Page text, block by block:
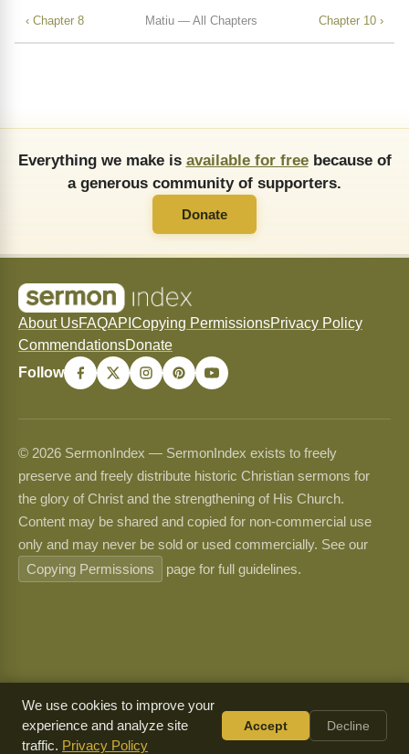
‹ Chapter 8 Matiu — All Chapters Chapter 10 ›
Everything we make is available for freebecause of
a generous community of supporters.
Donate
About UsFAQAPI Copying PermissionsPrivacy Policy
CommendationsDonate
Follow
© 2026 SermonIndex — SermonIndex exists to freely
preserve and freely distribute historic Christian sermons for
the glory of Christ and the strengthening of His Church.
Content may be shared and copied for non-commercial use
only and may never be sold or used commercially. See our
Copying Permissions
page for full guidelines.
We use cookies to improve your
experience and analyze site
traffic. Privacy Policy
Accept Decline